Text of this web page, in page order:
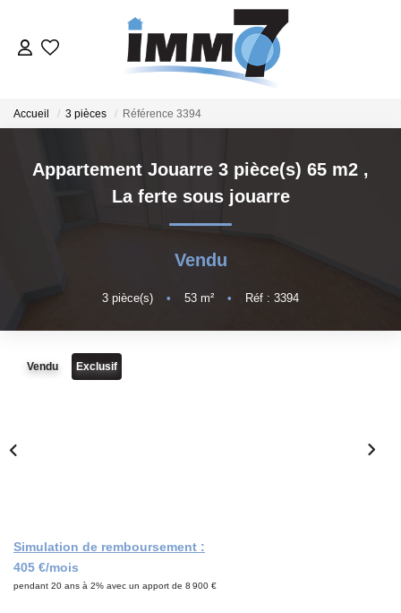
GERER
VENDRE
ESTIMER
Accueil 3 pièces Référence 3394
Appartement Jouarre 3 pièce(s) 65 m2 ,
La ferte sous jouarre
Vendu
3 pièce(s) • 53 m² • Réf : 3394
Vendu Exclusif
Simulation de remboursement :
405 €/mois
pendant 20 ans à 2% avec un apport de 8 900 €